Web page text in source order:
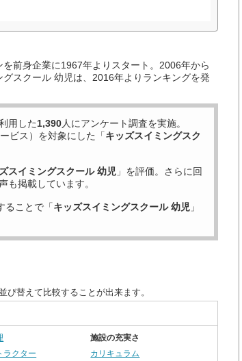
前身企業に1967年よりスタート。2006年から
スクール 幼児は、2016年よりランキングを発
用した1,390人にアンケート調査を実施。
ビス）を対象にした「キッズスイミングスク
スイミングスクール 幼児 」を評価。さらに回
も掲載しています。
ることで「キッズスイミングスクール 幼児 」
替えて比較することが出来ます。
施設の充実さ
ラクター
カリキュラム